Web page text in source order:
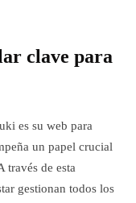
clave para
es su web para
un papel crucial
través de esta
gestionan todos los